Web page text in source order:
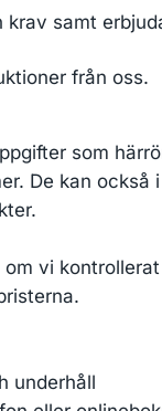
samt
från oss.
som
De kan
vi
underhåll